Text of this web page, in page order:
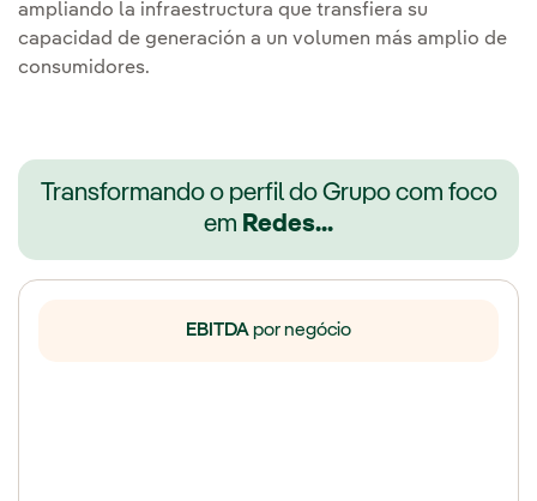
ampliando la infraestructura que transfiera su
capacidad de generación a un volumen más amplio de
consumidores.
Transformando o perfil do Grupo com foco
em Redes...
EBITDApor negócio